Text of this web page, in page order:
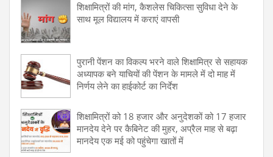
शिक्षामित्रों की मांग, कैशलेस चिकित्सा सुविधा देने के
साथ मूल विद्यालय में कराएं वापसी
पुरानी पेंशन का विकल्प भरने वाले शिक्षामित्र से सहायक
अध्यापक बने याचियों की पेंशन के मामले में दो माह में
निर्णय लेने का हाईकोर्ट का निर्देश
शिक्षामित्रों को 18 हजार और अनुदेशकों को 17 हजार
मानदेय देने पर कैबिनेट की मुहर, अप्रैल माह से बढ़ा
मानदेय एक मई को पहुंचेगा खातों में